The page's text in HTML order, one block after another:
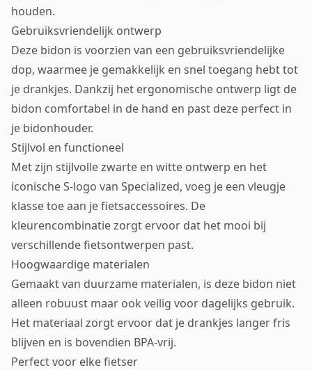
houden.
Gebruiksvriendelijk ontwerp
Deze bidon is voorzien van een gebruiksvriendelijke
dop, waarmee je gemakkelijk en snel toegang hebt tot
je drankjes. Dankzij het ergonomische ontwerp ligt de
bidon comfortabel in de hand en past deze perfect in
je bidonhouder.
Stijlvol en functioneel
Met zijn stijlvolle zwarte en witte ontwerp en het
iconische S-logo van Specialized, voeg je een vleugje
klasse toe aan je fietsaccessoires. De
kleurencombinatie zorgt ervoor dat het mooi bij
verschillende fietsontwerpen past.
Hoogwaardige materialen
Gemaakt van duurzame materialen, is deze bidon niet
alleen robuust maar ook veilig voor dagelijks gebruik.
Het materiaal zorgt ervoor dat je drankjes langer fris
blijven en is bovendien BPA-vrij.
Perfect voor elke fietser